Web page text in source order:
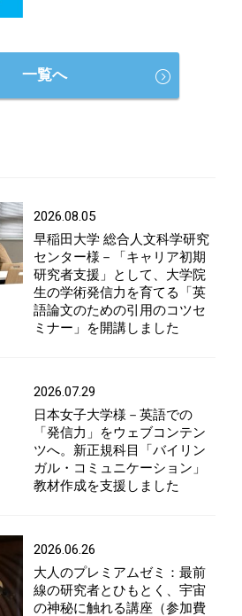
一覧へ
2026.08.05
早稲田大学 総合人文科学研究
センター様－「キャリア初期
研究者支援」として、大学院
生の学術発信力を育てる「英
語論文のための引用のコツセ
ミナー」を開講しました
2026.07.29
日本女子大学様－英語での
「発信力」をウェブコンテン
ツへ。新正規科目「バイリン
ガル・コミュニケーション」
教材作成を支援しました
2026.06.26
大人のプレミアムゼミ：最前
線の研究者とひもとく、宇宙
の神秘に触れる講座（参加費